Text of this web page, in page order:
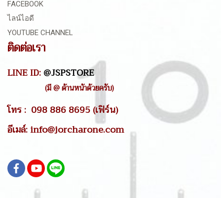
FACEBOOK
ไลน์ไอดี
YOUTUBE CHANNEL
ติดต่อเรา
LINE ID:@JSPSTORE
(มี @ ด้านหน้าด้วยครับ)
โทร : 098 886 8695 (เฟิร์น)
อีเมล์: info@jorcharone.com